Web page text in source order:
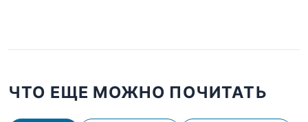
ЧТО ЕЩЕ МОЖНО ПОЧИТАТЬ